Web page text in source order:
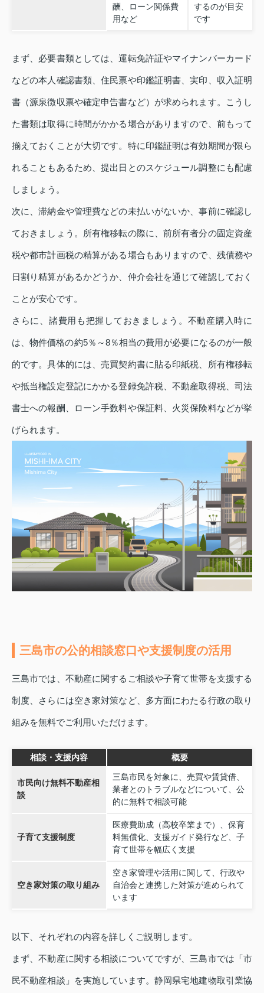
酬、ローン関係費
用など
するのが目安
です
まず、必要書類としては、運転免許証やマイナンバーカード
などの本人確認書類、住民票や印鑑証明書、実印、収入証明
書（源泉徴収票や確定申告書など）が求められます。こうし
た書類は取得に時間がかかる場合がありますので、前もって
揃えておくことが大切です。特に印鑑証明は有効期間が限ら
れることもあるため、提出日とのスケジュール調整にも配慮
しましょう。
次に、滞納金や管理費などの未払いがないか、事前に確認し
ておきましょう。所有権移転の際に、前所有者分の固定資産
税や都市計画税の精算がある場合もありますので、残債務や
日割り精算があるかどうか、仲介会社を通じて確認しておく
ことが安心です。
さらに、諸費用も把握しておきましょう。不動産購入時に
は、物件価格の約5％～8％相当の費用が必要になるのが一般
的です。具体的には、売買契約書に貼る印紙税、所有権移転
や抵当権設定登記にかかる登録免許税、不動産取得税、司法
書士への報酬、ローン手数料や保証料、火災保険料などが挙
げられます。
三島市の公的相談窓口や支援制度の活用
三島市では、不動産に関するご相談や子育て世帯を支援する
制度、さらには空き家対策など、多方面にわたる行政の取り
組みを無料でご利用いただけます。
相談・支援内容 概要
市民向け無料不動産相
談
三島市民を対象に、売買や賃貸借、
業者とのトラブルなどについて、公
的に無料で相談可能
子育て支援制度
医療費助成（高校卒業まで）、保育
料無償化、支援ガイド発行など、子
育て世帯を幅広く支援
空き家対策の取り組み
空き家管理や活用に関して、行政や
自治会と連携した対策が進められて
います
以下、それぞれの内容を詳しくご説明します。
まず、不動産に関する相談についてですが、三島市では「市
民不動産相談」を実施しています。静岡県宅地建物取引業協